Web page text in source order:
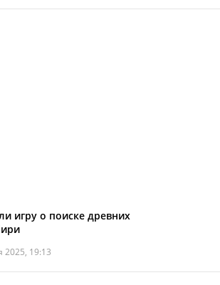
игру о поиске древних
2025, 19:13